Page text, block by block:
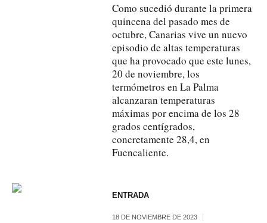
Como sucedió durante la primera
quincena del pasado mes de
octubre, Canarias vive un nuevo
episodio de altas temperaturas
que ha provocado que este lunes,
20 de noviembre, los
termómetros en La Palma
alcanzaran temperaturas
máximas por encima de los 28
grados centígrados,
concretamente 28,4, en
Fuencaliente.
ENTRADA
18 DE NOVIEMBRE DE 2023